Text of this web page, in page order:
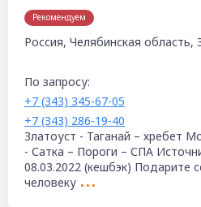
Рекомендуем
Россия, Челябинская область,
Златоуст - Таганай – хребет
- Сатка – Пороги – СПА
08.03.2022 (кешбэк) Подарите
человеку
По запросу:
+7 (343) 345-67-05
+7 (343) 286-19-40